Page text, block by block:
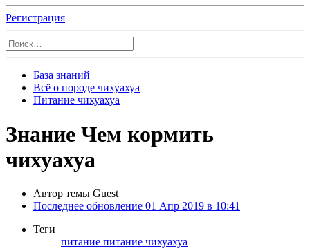
Регистрация
База знаний
Всё о породе чихуахуа
Питание чихуахуа
Знание Чем кормить
чихуахуа
Автор темы Guest
Последнее обновление 01 Апр 2019 в 10:41
Теги
питание питание чихуахуа